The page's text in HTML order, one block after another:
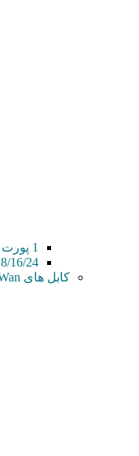
1 پورت
8/16/24 پورت
کابل های MikroWan